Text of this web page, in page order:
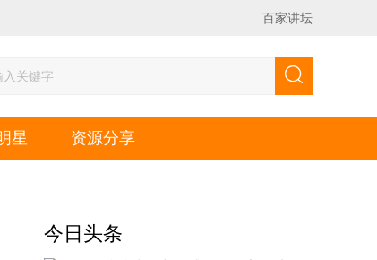
百家讲坛
星 资源分享
今日头条